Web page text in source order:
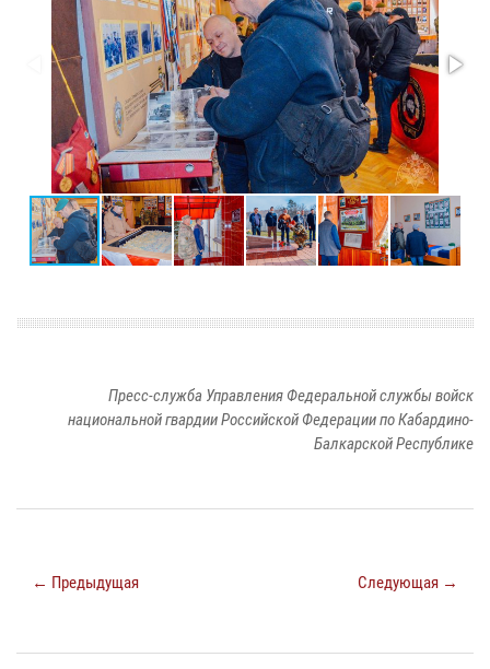
Пресс-служба Управления Федеральной службы войск
национальной гвардии Российской Федерации по Кабардино-
Балкарской Республике
← Предыдущая Следующая →